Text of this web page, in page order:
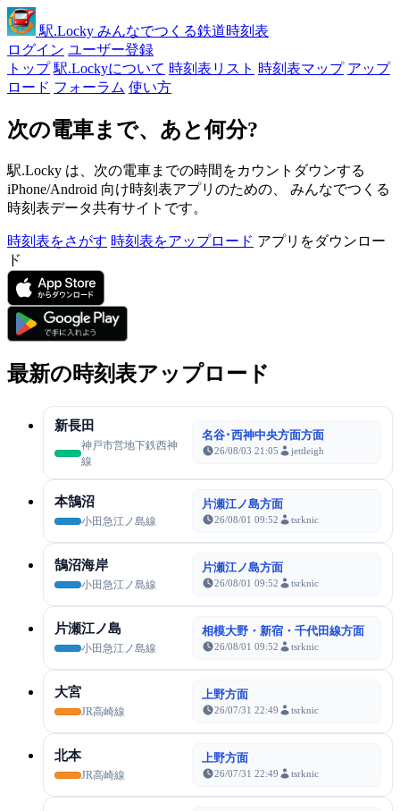
駅.Locky みんなでつくる鉄道時刻表
ログイン ユーザー登録
トップ 駅.Lockyについて 時刻表リスト 時刻表マップ アップ
ロード フォーラム 使い方
次の電車まで、あと何分?
駅.Locky は、次の電車までの時間をカウントダウンする
iPhone/Android 向け時刻表アプリのための、 みんなでつくる
時刻表データ共有サイトです。
時刻表をさがす 時刻表をアップロード アプリをダウンロー
ド
最新の時刻表アップロード
新長田
神戸市営地下鉄西神
線
名谷･西神中央方面方面
26/08/03 21:05 jettleigh
本鵠沼
小田急江ノ島線
片瀬江ノ島方面
26/08/01 09:52 tsrknic
鵠沼海岸
小田急江ノ島線
片瀬江ノ島方面
26/08/01 09:52 tsrknic
片瀬江ノ島
小田急江ノ島線
相模大野・新宿・千代田線方面
26/08/01 09:52 tsrknic
大宮
JR高崎線
上野方面
26/07/31 22:49 tsrknic
北本
JR高崎線
上野方面
26/07/31 22:49 tsrknic